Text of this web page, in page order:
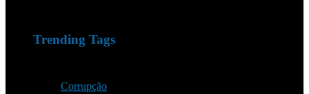
Trending Tags
Corrupção